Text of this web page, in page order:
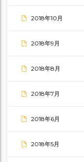
2018年10月
2018年9月
2018年8月
2018年7月
2018年6月
2018年5月